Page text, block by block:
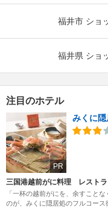
福井市 ショ
福井県 ショ
注目のホテル
PR
みくに隠
三国港越前がに料理 レストラ
「一杯の越前がにを、余すこと
のが、みくに隠居処のフルコー